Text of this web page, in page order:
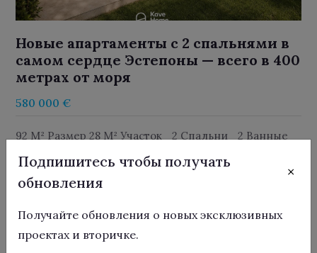
Новые апартаменты с 2 спальнями в
самом сердце Эстепоны — всего в 400
метрах от моря
580 000 €
92 M² Размер 28 M² Участок 2 Спальни 2 Ванные
Подпишитесь чтобы получать
обновления
×
Получайте обновления о новых эксклюзивных
проектах и вторичке.